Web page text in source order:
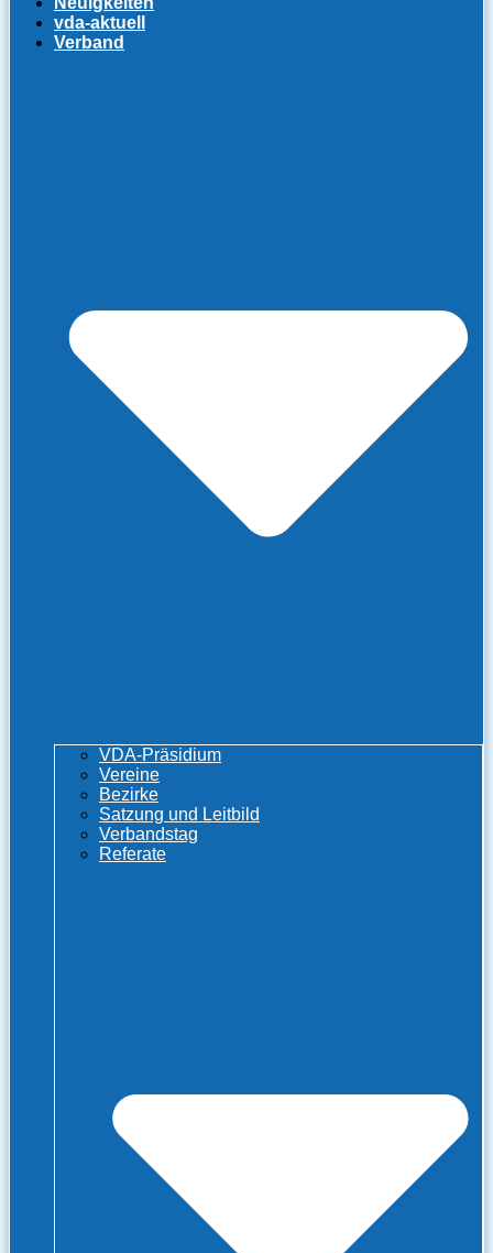
vda-aktuell
Verband
VDA-Präsidium
Vereine
Bezirke
Satzung und Leitbild
Verbandstag
Referate